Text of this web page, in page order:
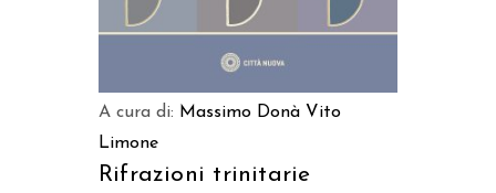
A cura di: Massimo Donà Vito
Limone
Rifrazioni trinitarie